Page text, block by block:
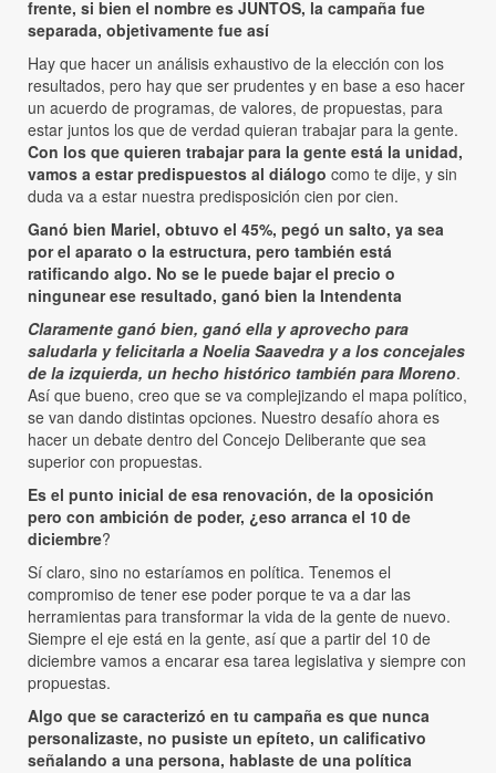
frente, si bien el nombre es JUNTOS, la campaña fue
separada, objetivamente fue así
Hay que hacer un análisis exhaustivo de la elección con los
resultados, pero hay que ser prudentes y en base a eso hacer
un acuerdo de programas, de valores, de propuestas, para
estar juntos los que de verdad quieran trabajar para la gente.
Con los que quieren trabajar para la gente está la unidad,
vamos a estar predispuestos al diálogo como te dije, y sin
duda va a estar nuestra predisposición cien por cien.
Ganó bien Mariel, obtuvo el 45%, pegó un salto, ya sea
por el aparato o la estructura, pero también está
ratificando algo. No se le puede bajar el precio o
ningunear ese resultado, ganó bien la Intendenta
Claramente ganó bien, ganó ella y aprovecho para
saludarla y felicitarla a Noelia Saavedra y a los concejales
de la izquierda, un hecho histórico también para Moreno.
Así que bueno, creo que se va complejizando el mapa político,
se van dando distintas opciones. Nuestro desafío ahora es
hacer un debate dentro del Concejo Deliberante que sea
superior con propuestas.
Es el punto inicial de esa renovación, de la oposición
pero con ambición de poder, ¿eso arranca el 10 de
diciembre?
Sí claro, sino no estaríamos en política. Tenemos el
compromiso de tener ese poder porque te va a dar las
herramientas para transformar la vida de la gente de nuevo.
Siempre el eje está en la gente, así que a partir del 10 de
diciembre vamos a encarar esa tarea legislativa y siempre con
propuestas.
Algo que se caracterizó en tu campaña es que nunca
personalizaste, no pusiste un epíteto, un calificativo
señalando a una persona, hablaste de una política